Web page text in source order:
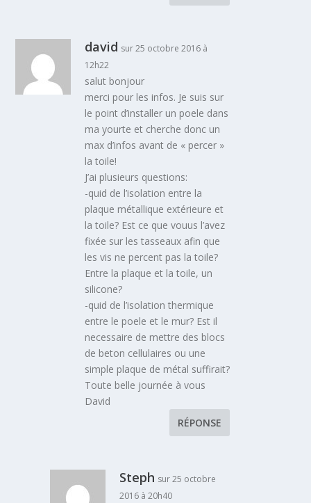
david sur 25 octobre 2016 à
12h22
salut bonjour
merci pour les infos. Je suis sur
le point d’installer un poele dans
ma yourte et cherche donc un
max d’infos avant de « percer »
la toile!
J’ai plusieurs questions:
-quid de l’isolation entre la
plaque métallique extérieure et
la toile? Est ce que vouus l’avez
fixée sur les tasseaux afin que
les vis ne percent pas la toile?
Entre la plaque et la toile, un
silicone?
-quid de l’isolation thermique
entre le poele et le mur? Est il
necessaire de mettre des blocs
de beton cellulaires ou une
simple plaque de métal suffirait?
Toute belle journée à vous
David
RÉPONSE
Steph sur 25 octobre
2016 à 20h40